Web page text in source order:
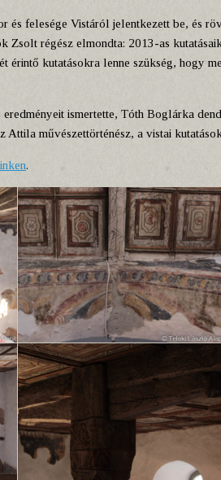
és felesége Vistáról jelentkezett be, és
Zsolt régész elmondta: 2013-as
érintő kutatásokra lenne szükség, hogy
ismertette, Tóth Boglárka
Attila művészettörténész, a vistai
.